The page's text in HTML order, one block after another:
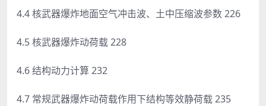
4.4 核武器爆炸地面空气冲击波、土中压缩波参数 226
4.5 核武器爆炸动荷载 228
4.6 结构动力计算 232
4.7 常规武器爆炸动荷载作用下结构等效静荷载 235